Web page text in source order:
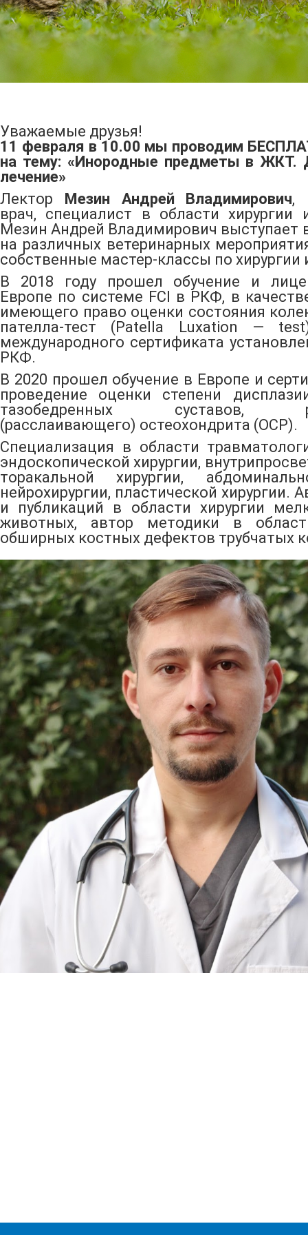
Уважаемые друзья!
11 февраля в 10.00 мы проводим
на тему: «Инородные предметы в ЖКТ.
лечение»
Лектор Мезин Андрей Владимирович,
врач, специалист в области хирургии
Мезин Андрей Владимирович выступает
на различных ветеринарных
собственные мастер-классы по хирургии
В 2018 году прошел обучение и
Европе по системе FCI в РКФ, в
имеющего право оценки состояния
пателла-тест (Patella Luxation —
международного сертификата
РКФ.
В 2020 прошел обучение в Европе и
проведение оценки степени
тазобедренных суставов,
(расслаивающего) остеохондрита (OCP).
Специализация в области
эндоскопической хирургии,
торакальной хирургии,
нейрохирургии, пластической хирургии.
и публикаций в области хирургии
животных, автор методики в
обширных костных дефектов трубчатых